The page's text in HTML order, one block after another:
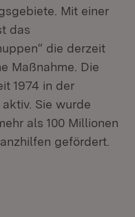
Mit einer
das
die derzeit
Maßnahme. Die
1974 in der
Sie wurde
als 100 Millionen
gefördert.